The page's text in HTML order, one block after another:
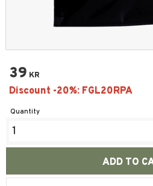
39 KR
Quantity